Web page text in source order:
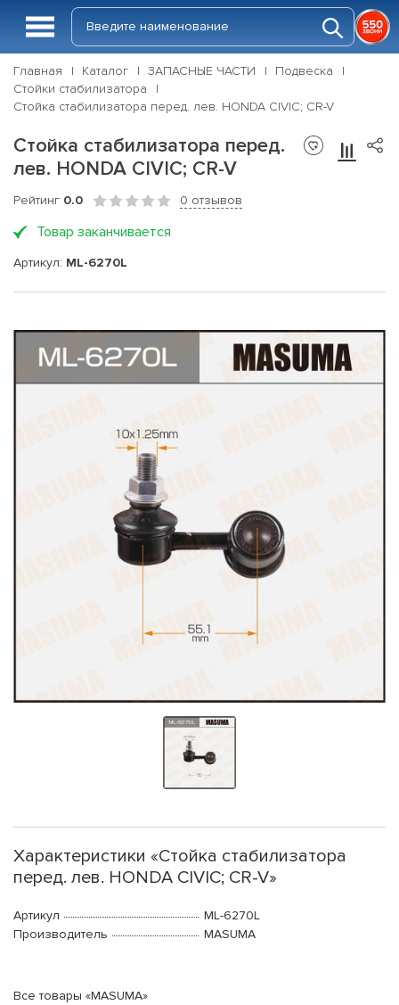
Главная Каталог ЗАПАСНЫЕ ЧАСТИ
Подвеска
Стойки стабилизатора
Стойка стабилизатора перед. лев. HONDA CIVIC; CR-V
Стойка стабилизатора перед.
лев. HONDA CIVIC; CR-V
Рейтинг 0.0 0 отзывов
Товар заканчивается
Артикул: ML-6270L
Характеристики «Стойка стабилизатора
перед. лев. HONDA CIVIC; CR-V»
Артикул
ML-6270L
Производитель
MASUMA
Все товары «MASUMA»